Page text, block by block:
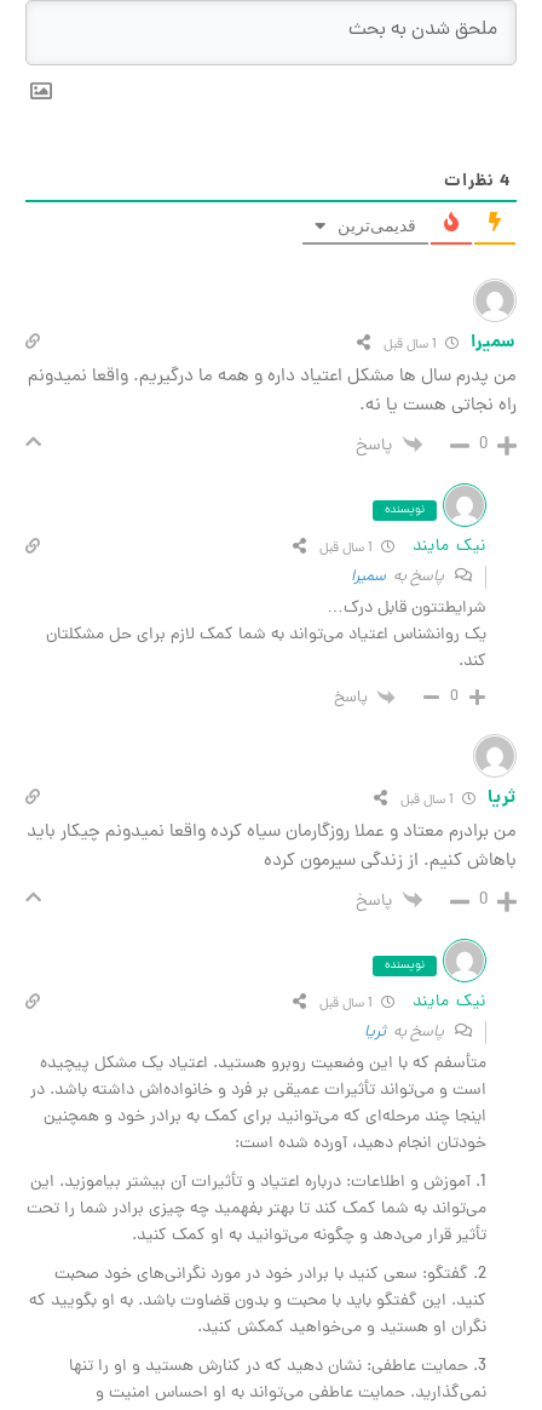
نظرات
قدیمی‌ترین
1 سال قبل
پدرم سال ها مشکل اعتیاد داره و همه ما درگیریم. واقعا نمیدونم
نجاتی هست یا نه.
پاسخ
نویسنده
نیک مایند 1 سال قبل
پاسخ بهسمیرا
شرایطتتون قابل درک…
یک روانشناس اعتیاد می‌تواند به شما کمک لازم برای حل مشکلتان
پاسخ
1 سال قبل
معتاد و عملا روزگارمان سیاه کرده واقعا نمیدونم چیکار باید
کنیم. از زندگی سیرمون کرده
پاسخ
نویسنده
نیک مایند 1 سال قبل
پاسخ بهثریا
متأسفم که با این وضعیت روبرو هستید. اعتیاد یک مشکل پیچیده
است و می‌تواند تأثیرات عمیقی بر فرد و خانواده‌اش داشته باشد. در
اینجا چند مرحله‌ای که می‌توانید برای کمک به برادر خود و همچنین
خودتان انجام دهید، آورده شده است:
1. آموزش و اطلاعات: درباره اعتیاد و تأثیرات آن بیشتر بیاموزید. این
می‌تواند به شما کمک کند تا بهتر بفهمید چه چیزی برادر شما را تحت
تأثیر قرار می‌دهد و چگونه می‌توانید به او کمک کنید.
2. گفتگو: سعی کنید با برادر خود در مورد نگرانی‌های خود صحبت
کنید. این گفتگو باید با محبت و بدون قضاوت باشد. به او بگویید که
نگران او هستید و می‌خواهید کمکش کنید.
3. حمایت عاطفی: نشان دهید که در کنارش هستید و او را تنها
نمی‌گذارید. حمایت عاطفی می‌تواند به او احساس امنیت و